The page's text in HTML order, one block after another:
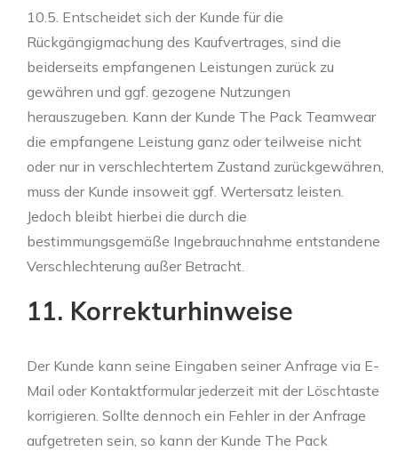
10.5. Entscheidet sich der Kunde für die
Rückgängigmachung des Kaufvertrages, sind die
beiderseits empfangenen Leistungen zurück zu
gewähren und ggf. gezogene Nutzungen
herauszugeben. Kann der Kunde The Pack Teamwear
die empfangene Leistung ganz oder teilweise nicht
oder nur in verschlechtertem Zustand zurückgewähren,
muss der Kunde insoweit ggf. Wertersatz leisten.
Jedoch bleibt hierbei die durch die
bestimmungsgemäße Ingebrauchnahme entstandene
Verschlechterung außer Betracht.
11. Korrekturhinweise
Der Kunde kann seine Eingaben seiner Anfrage via E-
Mail oder Kontaktformular jederzeit mit der Löschtaste
korrigieren. Sollte dennoch ein Fehler in der Anfrage
aufgetreten sein, so kann der Kunde The Pack